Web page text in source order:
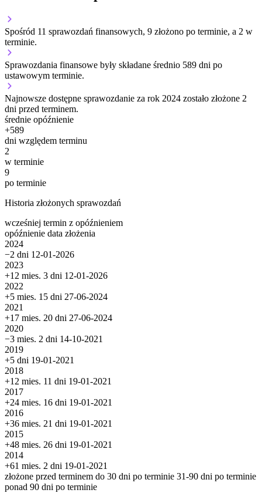
Spośród 11 sprawozdań finansowych, 9 złożono po terminie, a 2 w
terminie.
Sprawozdania finansowe były składane średnio 589 dni po
ustawowym terminie.
Najnowsze dostępne sprawozdanie za rok 2024 zostało złożone 2
dni przed terminem.
średnie opóźnienie
+589
dni względem terminu
2
w terminie
9
po terminie
Historia złożonych sprawozdań
wcześniej termin z opóźnieniem
opóźnienie data złożenia
2024
−2 dni 12-01-2026
2023
+12 mies. 3 dni 12-01-2026
2022
+5 mies. 15 dni 27-06-2024
2021
+17 mies. 20 dni 27-06-2024
2020
−3 mies. 2 dni 14-10-2021
2019
+5 dni 19-01-2021
2018
+12 mies. 11 dni 19-01-2021
2017
+24 mies. 16 dni 19-01-2021
2016
+36 mies. 21 dni 19-01-2021
2015
+48 mies. 26 dni 19-01-2021
2014
+61 mies. 2 dni 19-01-2021
złożone przed terminem do 30 dni po terminie 31-90 dni po terminie
ponad 90 dni po terminie